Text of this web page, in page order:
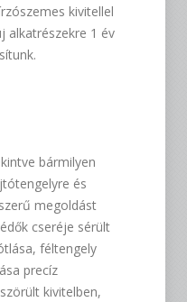
kivitellel
alkatrészekre 1 év
bármilyen
és
megoldást
cseréje sérült
féltengely
precíz
kivitelben,